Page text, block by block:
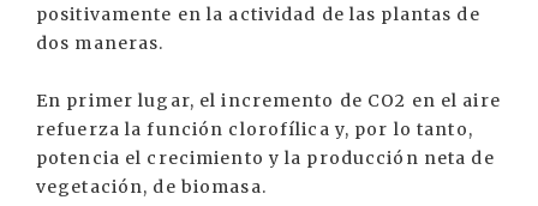
positivamente en la actividad de las plantas de
dos maneras.
En primer lugar, el incremento de CO2 en el aire
refuerza la función clorofílica y, por lo tanto,
potencia el crecimiento y la producción neta de
vegetación, de biomasa.